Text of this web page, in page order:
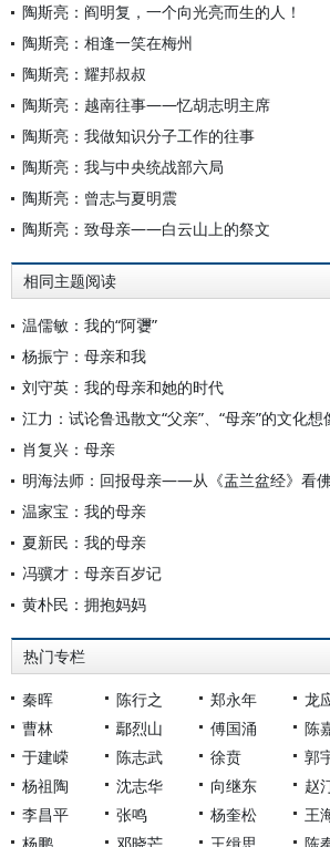
陶斯亮：阎明复，一个向光亮而生的人！
陶斯亮：相逢一笑在梅州
陶斯亮：耀邦叔叔
陶斯亮：越南往事——忆胡志明主席
陶斯亮：我做知识分子工作的往事
陶斯亮：我与中央统战部六局
陶斯亮：曾志与夏明震
陶斯亮：致母亲——白云山上的祭文
相同主题阅读
温儒敏：我的“阿㜷”
杨振宁：母亲和我
刘守英：我的母亲和她的时代
肖复兴：母亲
明海法师：回报母亲——从《盂兰盆经》看
温家宝：我的母亲
夏新民：我的母亲
冯骥才：母亲百岁记
黄朴民：拥抱妈妈
热门专栏
秦晖 陈行之 郑永年 龙
曹林
鄢烈山 傅国涌 陈
于建嵘
陈志武 徐贲 郭
杨祖陶
沈志华 向继东 赵
李昌平
张鸣 杨奎松 王